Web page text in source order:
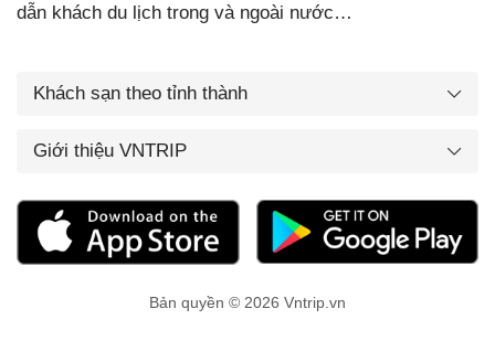
dẫn khách du lịch trong và ngoài nước…
Khách sạn theo tỉnh thành
Giới thiệu VNTRIP
Bản quyền © 2026 Vntrip.vn